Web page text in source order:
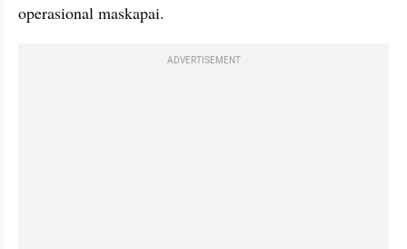
operasional maskapai.
ADVERTISEMENT